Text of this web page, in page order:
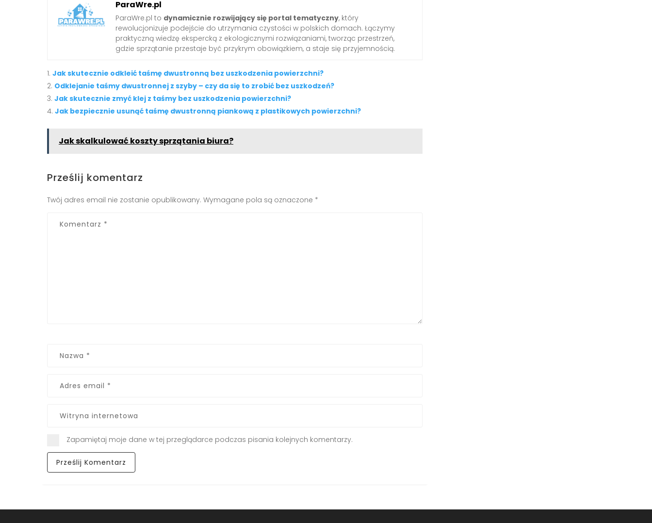
ParaWre.pl
ParaWre.pl to dynamicznie rozwijający się portal tematyczny, który
rewolucjonizuje podejście do utrzymania czystości w polskich domach. Łączymy
praktyczną wiedzę ekspercką z ekologicznymi rozwiązaniami, tworząc przestrzeń,
gdzie sprzątanie przestaje być przykrym obowiązkiem, a staje się przyjemnością.
Jak skutecznie odkleić taśmę dwustronną bez uszkodzenia powierzchni?
Odklejanie taśmy dwustronnej z szyby – czy da się to zrobić bez uszkodzeń?
Jak skutecznie zmyć klej z taśmy bez uszkodzenia powierzchni?
Jak bezpiecznie usunąć taśmę dwustronną piankową z plastikowych powierzchni?
Jak skalkulować koszty sprzątania biura?
Prześlij komentarz
Twój adres email nie zostanie opublikowany. Wymagane pola są oznaczone *
Zapamiętaj moje dane w tej przeglądarce podczas pisania kolejnych komentarzy.